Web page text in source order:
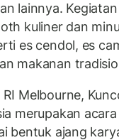
lainnya.
kuliner dan
es cendol, es
makanan
Melbourne,
merupakan
bentuk ajang